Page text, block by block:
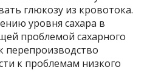
глюкозу из кровотока.
уровня сахара в
проблемой сахарного
перепроизводство
к проблемам низкого